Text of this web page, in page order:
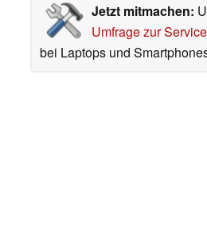
Jetzt mitmachen:
Umfrage zur
bei Laptops und